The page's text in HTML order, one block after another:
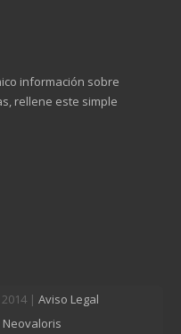
información sobre
rellene este simple
| Aviso Legal
Neovaloris